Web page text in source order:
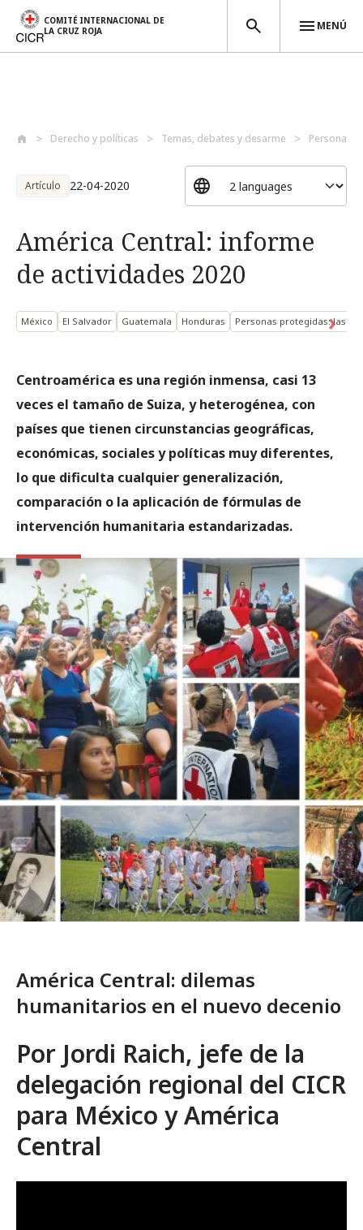
COMITÉ INTERNACIONAL DE
LA CRUZ ROJA
MENÚ
Derecho y políticas Temas, debates y desarme Personas
Artículo 22-04-2020
América Central: informe
de actividades 2020
México El Salvador Guatemala Honduras Personas protegidas: las
Centroamérica es una región inmensa, casi 13
veces el tamaño de Suiza, y heterogénea, con
países que tienen circunstancias geográficas,
económicas, sociales y políticas muy diferentes,
lo que dificulta cualquier generalización,
comparación o la aplicación de fórmulas de
intervención humanitaria estandarizadas.
América Central: dilemas
humanitarios en el nuevo decenio
Por Jordi Raich, jefe de la
delegación regional del CICR
para México y América
Central